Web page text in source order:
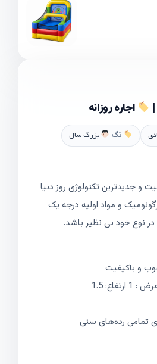
اجاره روزانه
تگ بزرگ سال
و جدیدترین تکنولوژی روز دنیا
و مواد اولیه درجه یک
نوع خود بی نظیر باشد.
و باکیفیت
تمامی رده‌های سنی